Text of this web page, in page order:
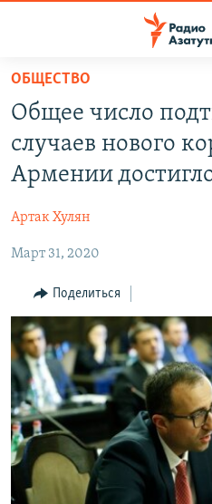
Перейти
основному
содержанию
Перейти
основной
навигации
Перейти
поиску
ГЛАВНАЯ
НОВОСТИ
ПОЛИТИКА
ЭКОНОМИКА
РЕГИОН
НАГОРНЫЙ КАРАБАХ
КУЛЬТУРА
СПОРТ
АРХИВ
Հայերեն
English
ОБЩЕСТВО
Общее число
случаев нового
Армении
Артак Хулян
Март 31, 2020
Поделиться